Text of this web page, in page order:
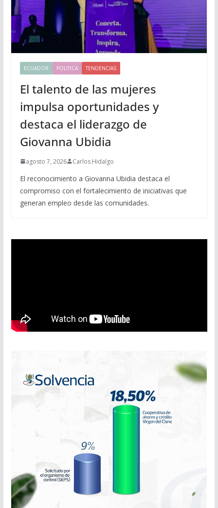
ECUADOR POLITICA TENDENCIAS
El talento de las mujeres
impulsa oportunidades y
destaca el liderazgo de
Giovanna Ubidia
agosto 7, 2026 Carlos Hidalgo
El reconocimiento a Giovanna Ubidia destaca el
compromiso con el fortalecimiento de iniciativas que
generan empleo desde las comunidades.